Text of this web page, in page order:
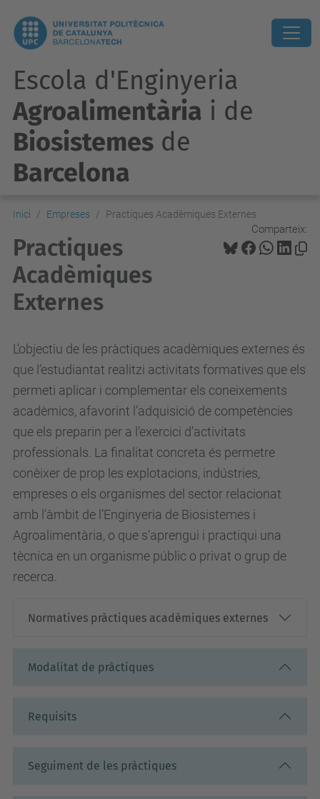
Escola d'Enginyeria
Agroalimentària i de
Biosistemes de
Barcelona
Inici Empreses Practiques Acadèmiques Externes
Comparteix:
Practiques
Acadèmiques
Externes
L’objectiu de les pràctiques acadèmiques externes és
que l’estudiantat realitzi activitats formatives que els
permeti aplicar i complementar els coneixements
acadèmics, afavorint l’adquisició de competències
que els preparin per a l’exercici d’activitats
professionals. La finalitat concreta és permetre
conèixer de prop les explotacions, indústries,
empreses o els organismes del sector relacionat
amb l’àmbit de l’Enginyeria de Biosistemes i
Agroalimentària, o que s’aprengui i practiqui una
tècnica en un organisme públic o privat o grup de
recerca.
Normatives pràctiques acadèmiques externes
Modalitat de pràctiques
Requisits
Seguiment de les pràctiques